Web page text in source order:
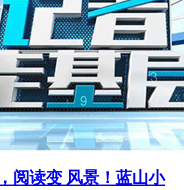
阅读变 风景！蓝山小